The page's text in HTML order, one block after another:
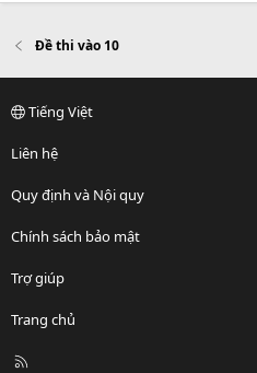
Đề thi vào 10
Tiếng Việt
Liên hệ
Quy định và Nội quy
Chính sách bảo mật
Trợ giúp
Trang chủ
R